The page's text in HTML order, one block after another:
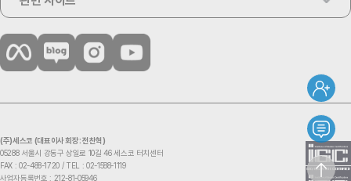
(주)세스코 (대표이사 회장: 전찬혁)
05288 서울시 강동구 상일로 10길 46 세스코 터치센터
FAX : 02-488-1720 / TEL : 02-1588-1119
사업자등록번호 : 212-81-05946